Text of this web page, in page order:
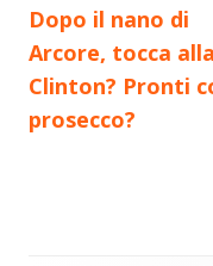
Dopo il nano di
Arcore, tocca alla
Clinton? Pronti
prosecco?